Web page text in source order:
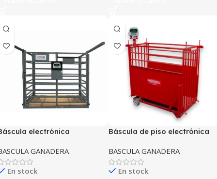
electrónica
500g mod. CP-
GANADERA
En stock
Báscula de piso electrónica
150kg/500g mod. PP-150
BASCULA GANADERA
En stock